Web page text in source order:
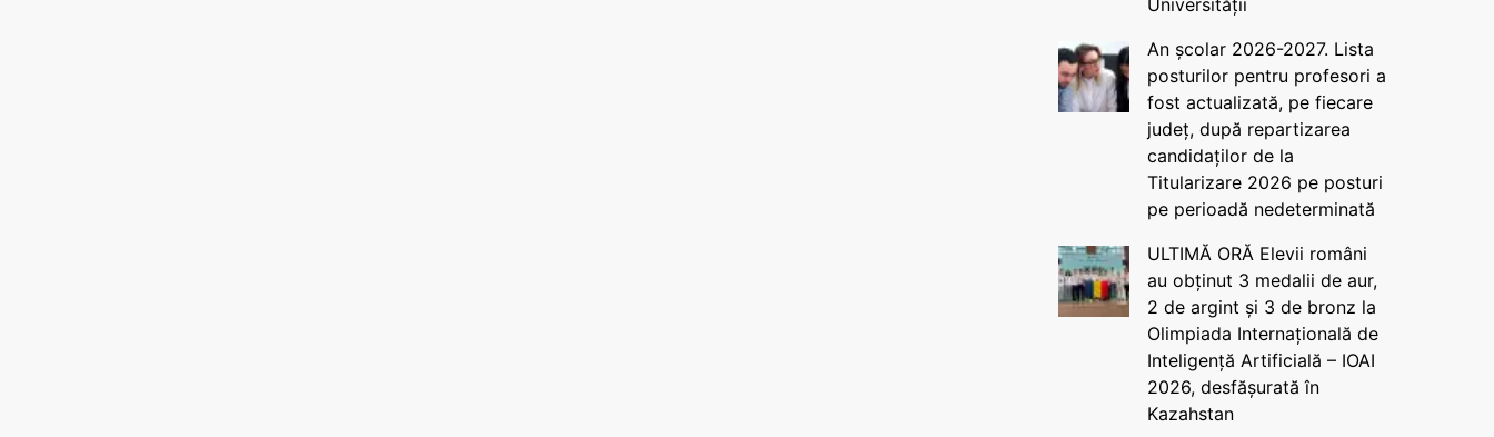
Universității
An școlar 2026-2027. Lista
posturilor pentru profesori a
fost actualizată, pe fiecare
județ, după repartizarea
candidaților de la
Titularizare 2026 pe posturi
pe perioadă nedeterminată
ULTIMĂ ORĂ Elevii români
au obținut 3 medalii de aur,
2 de argint și 3 de bronz la
Olimpiada Internațională de
Inteligență Artificială – IOAI
2026, desfășurată în
Kazahstan